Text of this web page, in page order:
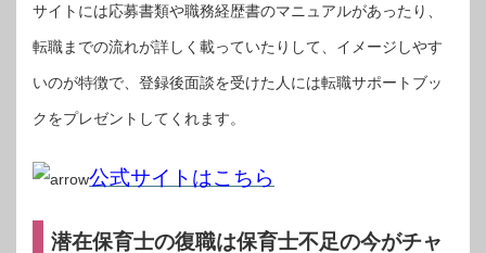
サイトには応募書類や職務経歴書のマニュアルがあったり、
転職までの流れが詳しく載っていたりして、イメージしやす
いのが特徴で、登録後面談を受けた人には転職サポートブッ
クをプレゼントしてくれます。
公式サイトはこちら
潜在保育士の復職は保育士不足の今がチャ